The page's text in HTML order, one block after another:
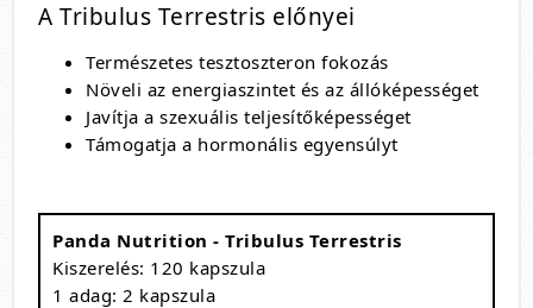
A Tribulus Terrestris előnyei
Természetes tesztoszteron fokozás
Növeli az energiaszintet és az állóképességet
Javítja a szexuális teljesítőképességet
Támogatja a hormonális egyensúlyt
Panda Nutrition - Tribulus Terrestris
Kiszerelés: 120 kapszula
1 adag: 2 kapszula